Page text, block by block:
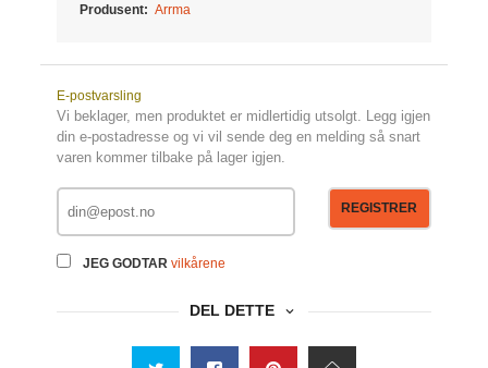
Produsent: Arrma
E-postvarsling
Vi beklager, men produktet er midlertidig utsolgt. Legg igjen
din e-postadresse og vi vil sende deg en melding så snart
varen kommer tilbake på lager igjen.
JEG GODTAR vilkårene
REGISTRER
DEL DETTE